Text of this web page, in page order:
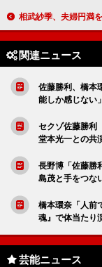
相武紗季、夫婦円満をアピール「幸せです」 夫は手料理を「褒
関連ニュース
佐藤勝利、橋本
能しか感じない」
セクゾ佐藤勝利
堂本光一との共
長野博「佐藤勝
島茂と手をつな
橋本環奈「人前
魂』で体当たり
芸能ニュース